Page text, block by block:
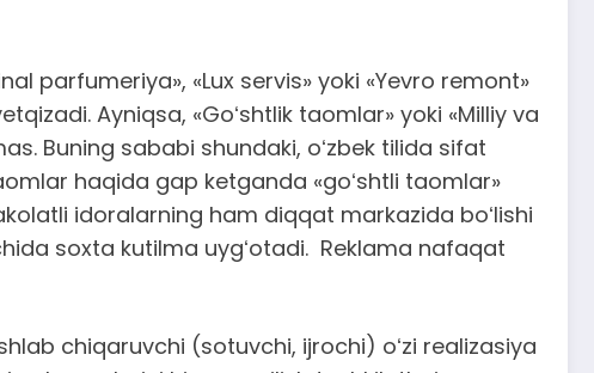
parfumeriya», «Lux servis» yoki «Yevro remont»
Ayniqsa, «Goʻshtlik taomlar» yoki «Milliy va
Buning sababi shundaki, oʻzbek tilida sifat
haqida gap ketganda «goʻshtli taomlar»
idoralarning ham diqqat markazida boʻlishi
soxta kutilma uygʻotadi. Reklama nafaqat
chiqaruvchi (sotuvchi, ijrochi) oʻzi realizasiya